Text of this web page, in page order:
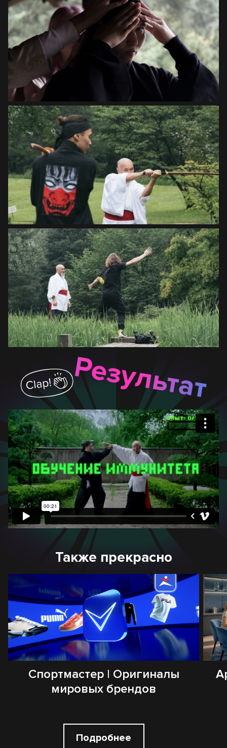
Результат
Также прекрасно
Спортмастер | Оригиналы
мировых брендов
Подробнее